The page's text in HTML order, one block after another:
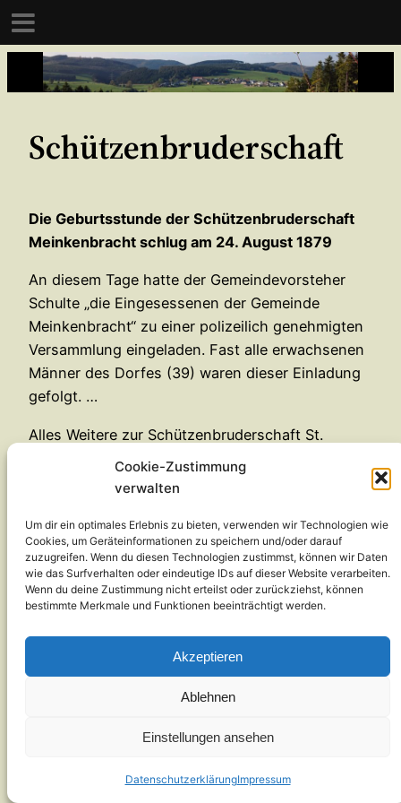
Cookie-Zustimmung
verwalten
Um dir ein optimales Erlebnis zu bieten, verwenden wir Technologien wie
Cookies, um Geräteinformationen zu speichern und/oder darauf
zuzugreifen. Wenn du diesen Technologien zustimmst, können wir Daten
wie das Surfverhalten oder eindeutige IDs auf dieser Website verarbeiten.
Wenn du deine Zustimmung nicht erteilst oder zurückziehst, können
bestimmte Merkmale und Funktionen beeinträchtigt werden.
Akzeptieren
Ablehnen
Einstellungen ansehen
DatenschutzerklärungImpressum
Inhalt
Schützenbruderschaft
Die Geburtsstunde der Schützenbruderschaft
Meinkenbracht schlug am 24. August 1879
An diesem Tage hatte der Gemeindevorsteher
Schulte „die Eingesessenen der Gemeinde
Meinkenbracht“ zu einer polizeilich genehmigten
Versammlung eingeladen. Fast alle erwachsenen
Männer des Dorfes (39) waren dieser Einladung
gefolgt. …
Alles Weitere zur Schützenbruderschaft St.
Nikolaus auf der Internet-
www.schuetzenbruderschaft-
KontaktImpressumDatenschutzerklärung